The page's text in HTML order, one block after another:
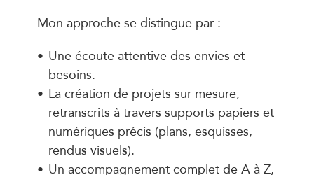
Mon approche se distingue par :
Une écoute attentive des envies et
besoins.
La création de projets sur mesure,
retranscrits à travers supports papiers et
numériques précis (plans, esquisses,
rendus visuels).
Un accompagnement complet de A à Z,